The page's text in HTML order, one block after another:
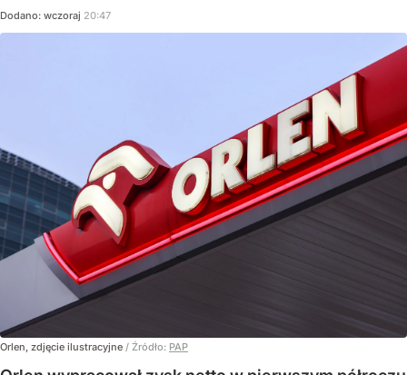
Dodano: wczoraj 20:47
Orlen, zdjęcie ilustracyjne / Źródło: PAP